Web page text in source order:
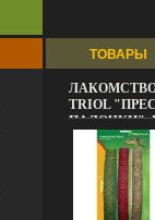
ТОВАРЫ
TRIOL
ПАЛОЧКИ",
MS75-
УПАКОВКИ